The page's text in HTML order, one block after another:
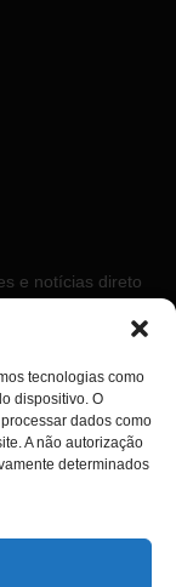
tecnologias como
dispositivo. O
dados como
A não autorização
determinados
e notícias direto